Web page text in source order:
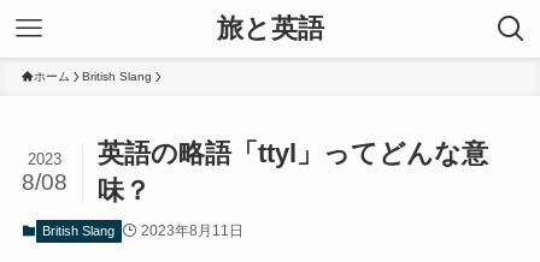
旅と英語
ホーム British Slang
英語の略語「ttyl」ってどんな意
味？
2023
8/08
British Slang 2023年8月11日